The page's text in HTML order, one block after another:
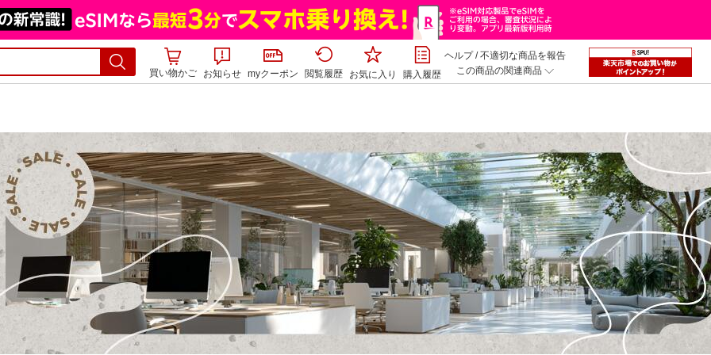
買い物かご お知らせ myクーポン 閲覧履歴 お気に入り 購入履歴
ヘルプ/不適切な商品を報告
この商品の関連商品